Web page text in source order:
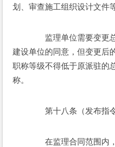
划、审查施工组织设计文件
监理单位需要变更总
建设单位的同意，但变更后
职称等级不得低于原派驻的
称。
第十八条（发布指令
在监理合同范围内，